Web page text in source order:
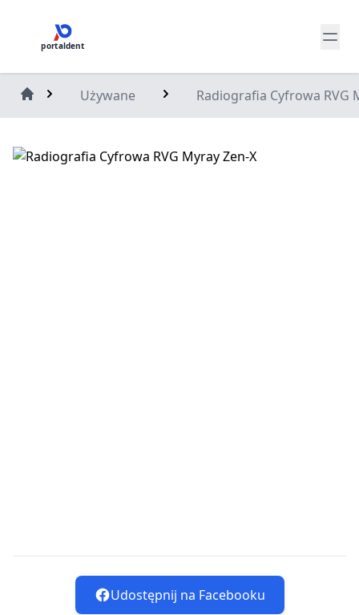
portaldent
Używane Radiografia Cyfrowa RVG
Udostępnij na Facebooku